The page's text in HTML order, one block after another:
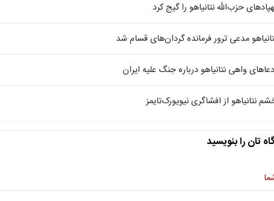
حزب‌الله نتانیاهو را گیج کرد
مدعی ترور فرمانده گردان‌های قسام شد
واهی نتانیاهو درباره جنگ علیه ایران
نتانیاهو از افشاگری نیویورک‌تایمز
تان را بنویسید